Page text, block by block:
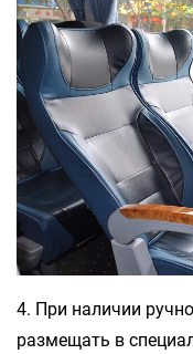
4. При наличии
размещать в